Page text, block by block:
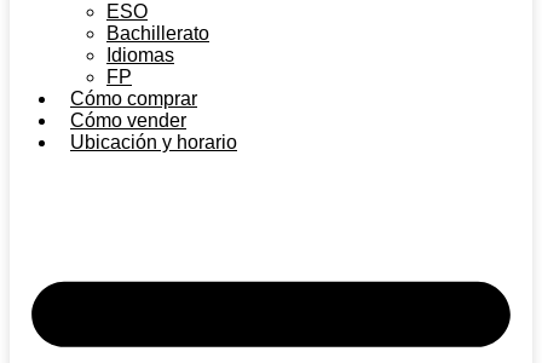
ESO
Bachillerato
Idiomas
FP
Cómo comprar
Cómo vender
Ubicación y horario